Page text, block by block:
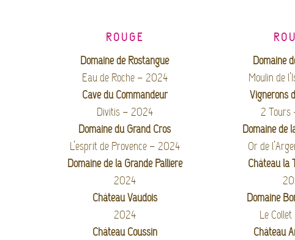
ROUGE
Domaine de Rostangue
Eau de Roche – 2024
Cave du Commandeur
Divitis – 2024
Domaine du Grand Cros
L’esprit de Provence – 2024
Domaine de la Grande Pallière
2024
Château Vaudois
2024
Château Coussin
Domaine
Moulin de
Vignerons
2
Domaine de
Or de
Château la
Domaine
Le
Château